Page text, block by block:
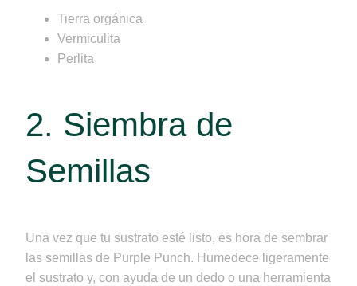
Tierra orgánica
Vermiculita
Perlita
2. Siembra de
Semillas
Una vez que tu sustrato esté listo, es hora de sembrar
las semillas de Purple Punch. Humedece ligeramente
el sustrato y, con ayuda de un dedo o una herramienta